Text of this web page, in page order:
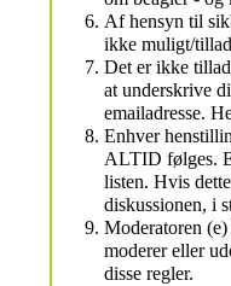
Af hensyn til
ikke muligt/
Det er ikke
at underskrive
emailadresse.
Enhver
ALTID følges.
listen. Hvis
diskussionen, i
Moderatoren
moderer eller
disse regler.